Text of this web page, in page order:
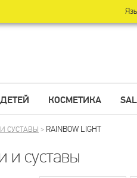
КОСМЕТИКА
СУСТАВЫ > RAINBOW LIGHT
и суставы